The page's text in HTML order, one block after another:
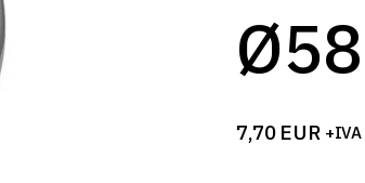
7,70 EUR +IVA